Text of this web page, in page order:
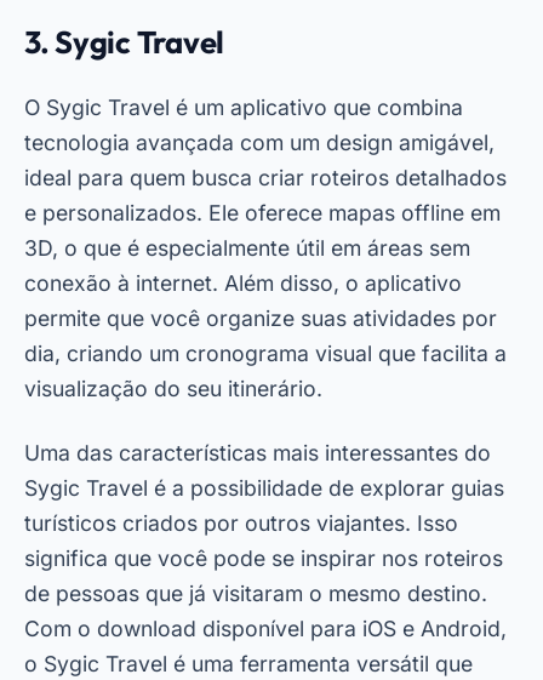
3. Sygic Travel
O Sygic Travel é um aplicativo que combina
tecnologia avançada com um design amigável,
ideal para quem busca criar roteiros detalhados
e personalizados. Ele oferece mapas offline em
3D, o que é especialmente útil em áreas sem
conexão à internet. Além disso, o aplicativo
permite que você organize suas atividades por
dia, criando um cronograma visual que facilita a
visualização do seu itinerário.
Uma das características mais interessantes do
Sygic Travel é a possibilidade de explorar guias
turísticos criados por outros viajantes. Isso
significa que você pode se inspirar nos roteiros
de pessoas que já visitaram o mesmo destino.
Com o download disponível para iOS e Android,
o Sygic Travel é uma ferramenta versátil que